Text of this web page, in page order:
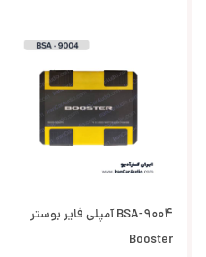
BSA-9004 آمپلی فایر بوستر
Booster